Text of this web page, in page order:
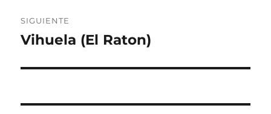
SIGUIENTE
Entrada
Vihuela (El Raton)